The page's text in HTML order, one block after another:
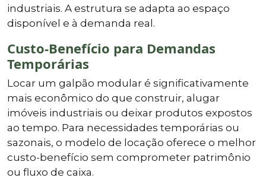
industriais. A estrutura se adapta ao espaço
disponível e à demanda real.
Custo-Benefício para Demandas
Temporárias
Locar um galpão modular é significativamente
mais econômico do que construir, alugar
imóveis industriais ou deixar produtos expostos
ao tempo. Para necessidades temporárias ou
sazonais, o modelo de locação oferece o melhor
custo-benefício sem comprometer patrimônio
ou fluxo de caixa.